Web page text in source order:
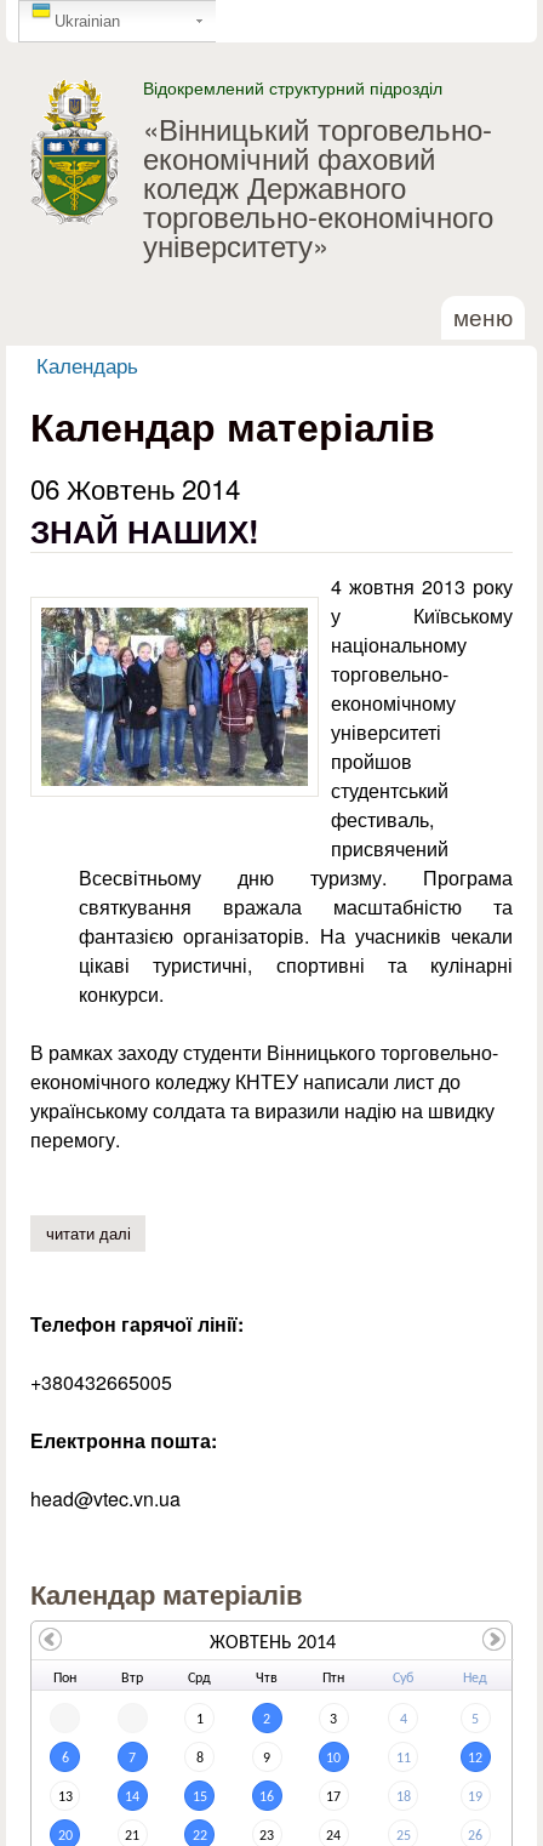
Перейти до основного
GTranslate
Ukrainian
Відокремлений структурний підрозділ
«Вінницький торговельно-
економічний фаховий
коледж Державного
торговельно-економічного
університету»
меню
Ви є тут
Календарь
Календар матеріалів
06 Жовтень 2014
ЗНАЙ НАШИХ!
4 жовтня 2013 року
у Київському
національному
торговельно-
економічному
університеті
пройшов
студентський
фестиваль,
присвячений
Всесвітньому дню туризму. Програма
святкування вражала масштабністю та
фантазією організаторів. На учасників чекали
цікаві туристичні, спортивні та кулінарні
конкурси.
В рамках заходу студенти Вінницького торговельно-
економічного коледжу КНТЕУ написали лист до
українському солдата та виразили надію на швидку
перемогу.
читати далі
Телефон гарячої лінії:
+380432665005
Електронна пошта:
head@vtec.vn.ua
Календар матеріалів
Пон Втр Срд Чтв Птн Суб Нед
1 2 3 4 5
6 7 8 9 10 11 12
13 14 15 16 17 18 19
20 21 22 23 24 25 26
ЖОВТЕНЬ 2014